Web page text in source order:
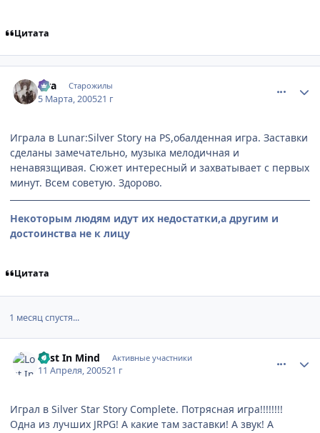
Цитата
aira Старожилы
5 Марта, 200521 г
Играла в Lunar:Silver Story на PS,обалденная игра. Заставки
сделаны замечательно, музыка мелодичная и
ненавязщивая. Сюжет интересный и захватывает с первых
минут. Всем советую. Здорово.
Некоторым людям идут их недостатки,а другим и
достоинства не к лицу
Цитата
1 месяц спустя...
Lost In Mind Активные участники
11 Апреля, 200521 г
Играл в Silver Star Story Complete. Потрясная игра!!!!!!!!
Одна из лучших JRPG! А какие там заставки! А звук! А